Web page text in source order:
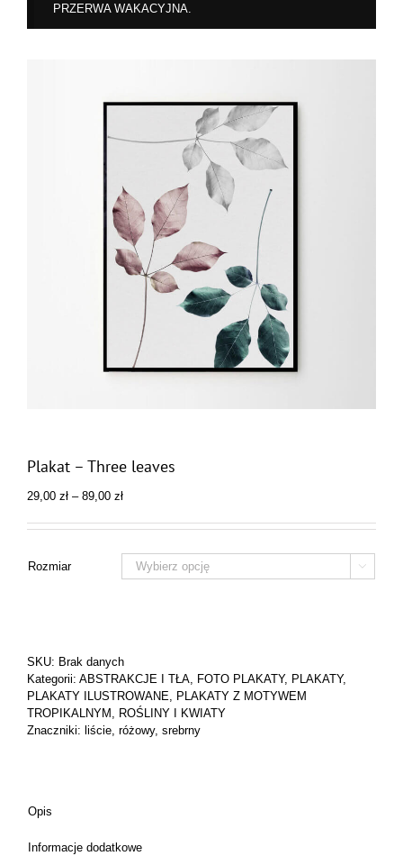
PRZERWA WAKACYJNA.
Plakat – Three leaves
29,00 zł – 89,00 złZakres
od
89,00 zł
Rozmiar 
SKU: Brak danych
Kategorii: ABSTRAKCJE I TŁA, FOTO PLAKATY, PLAKATY,
PLAKATY ILUSTROWANE, PLAKATY Z MOTYWEM
TROPIKALNYM , ROŚLINY I KWIATY
Znaczniki: liście, różowy, srebrny
Opis
Informacje dodatkowe